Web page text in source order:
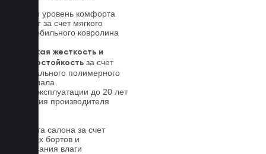
Новый уровень комфорта
для ног за счет мягкого
автомобильного ковролина
Высокая жесткость и
износостойкость за счет
специального полимерного
материала
Срок эксплуатации до 20 лет
Гарантия производителя
Чистота салона за счет
высоких бортов и
впитывания влаги